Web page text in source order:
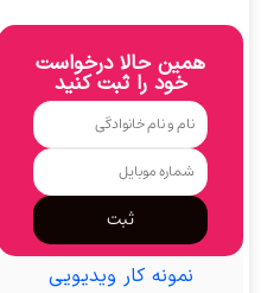
همین حالا درخواست
خود را ثبت کنید
ثبت
نمونه کار ویدیویی